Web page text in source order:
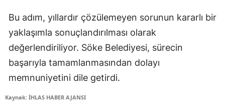
Bu adım, yıllardır çözülemeyen sorunun kararlı bir
yaklaşımla sonuçlandırılması olarak
değerlendiriliyor. Söke Belediyesi, sürecin
başarıyla tamamlanmasından dolayı
memnuniyetini dile getirdi.
Kaynak: İHLAS HABER AJANSI